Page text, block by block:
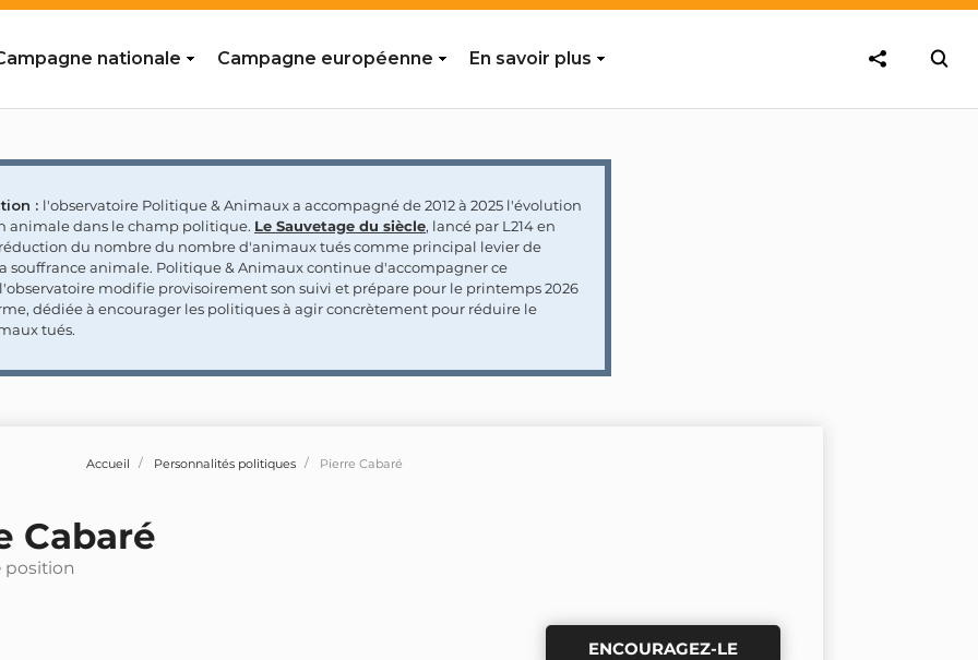
nationale Campagne européenne En savoir plus
: l'observatoire Politique & Animaux a accompagné de 2012 à 2025 l'évolution
animale dans le champ politique. Le Sauvetage du siècle, lancé par L214 en
réduction du nombre du nombre d'animaux tués comme principal levier de
souffrance animale. Politique & Animaux continue d'accompagner ce
modifie provisoirement son suivi et prépare pour le printemps 2026
dédiée à encourager les politiques à agir concrètement pour réduire le
tués.
Accueil Personnalités politiques Pierre Cabaré
Cabaré
position
ENCOURAGEZ-LE